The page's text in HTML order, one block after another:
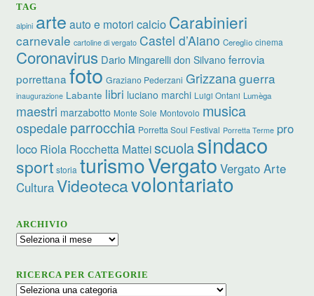
TAG
alpini arte auto e motori calcio Carabinieri
carnevale cartoline di vergato Castel d’Aiano Cereglio cinema
Coronavirus Dario Mingarelli don Silvano ferrovia
porrettana foto Graziano Pederzani Grizzanaguerra
inaugurazione Labante libri luciano marchi Luigi Ontani Lumèga
maestri marzabotto Monte Sole Montovolo musica
ospedale parrocchia Porretta Soul Festival Porretta Terme pro
loco Riola Rocchetta Matteiscuolasindaco
sport storia turismoVergato Vergato Arte
CulturaVideotecavolontariato
ARCHIVIO
Archivio
RICERCA PER CATEGORIE
Ricerca